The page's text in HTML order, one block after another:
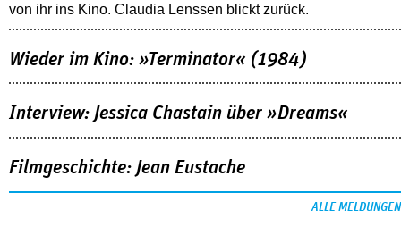
von ihr ins Kino. Claudia Lenssen blickt zurück.
Wieder im Kino: »Terminator« (1984)
Interview: Jessica Chastain über »Dreams«
Filmgeschichte: Jean Eustache
ALLE MELDUNGEN